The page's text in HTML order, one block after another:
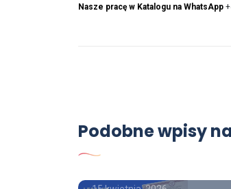
Nasze pracę w Katalogu na WhatsApp
Podobne wpisy
wpisem , Kupię
magistra z wpisem